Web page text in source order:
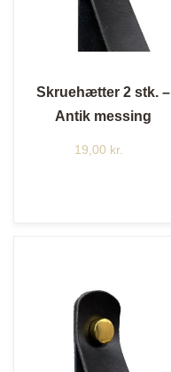
Skruehætter 2 stk. –
Antik messing
19,00 kr.